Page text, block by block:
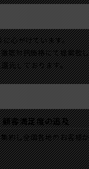
に心がけています。
底対抗価格にて提案致
元しております。
客満足度の追及
約し全国各地のお客様